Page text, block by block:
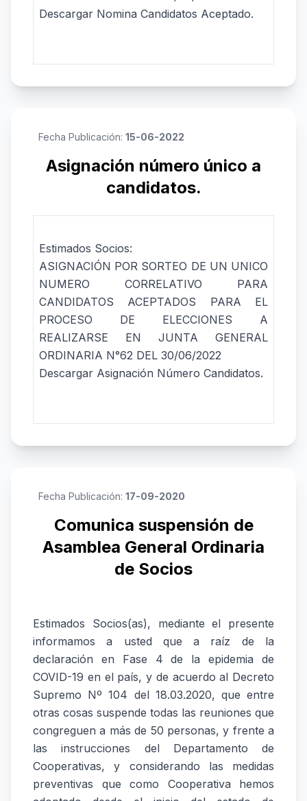
Descargar Nomina Candidatos Aceptado.
Fecha Publicación: 15-06-2022
Asignación número único a
candidatos.
Estimados Socios:
ASIGNACIÓN POR SORTEO DE UN UNICO
NUMERO CORRELATIVO PARA
CANDIDATOS ACEPTADOS PARA EL
PROCESO DE ELECCIONES A
REALIZARSE EN JUNTA GENERAL
ORDINARIA N°62 DEL 30/06/2022
Descargar Asignación Número Candidatos.
Fecha Publicación: 17-09-2020
Comunica suspensión de
Asamblea General Ordinaria
de Socios
Estimados Socios(as), mediante el presente
informamos a usted que a raíz de la
declaración en Fase 4 de la epidemia de
COVID-19 en el país, y de acuerdo al Decreto
Supremo Nº 104 del 18.03.2020, que entre
otras cosas suspende todas las reuniones que
congreguen a más de 50 personas, y frente a
las instrucciones del Departamento de
Cooperativas, y considerando las medidas
preventivas que como Cooperativa hemos